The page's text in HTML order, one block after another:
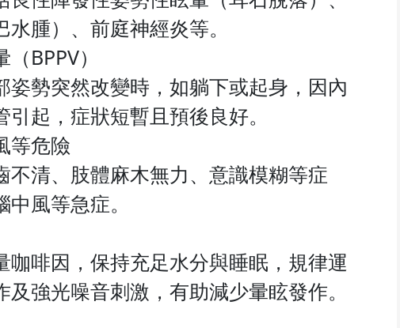
腫）、前庭神經炎等。
BPPV）
姿勢突然改變時，如躺下或起身，因內
起，症狀短暫且預後良好。
等危險
不清、肢體麻木無力、意識模糊等症
風等急症。
咖啡因，保持充足水分與睡眠，規律運
強光噪音刺激，有助減少暈眩發作。